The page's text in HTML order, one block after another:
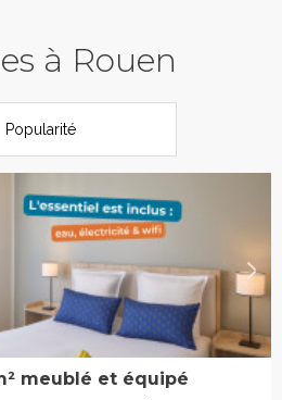
à Rouen
meublé et équipé